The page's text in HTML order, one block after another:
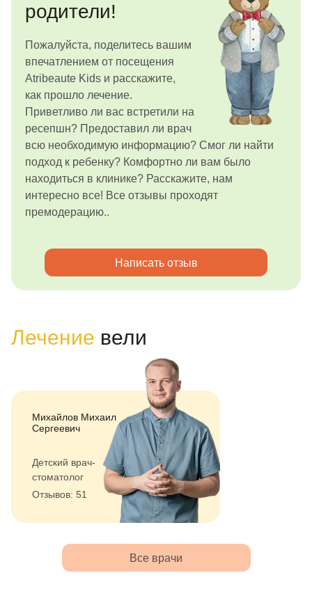
родители!
Пожалуйста, поделитесь вашим
впечатлением от посещения
Atribeaute Kids и расскажите,
как прошло лечение.
Приветливо ли вас встретили на
ресепшн? Предоставил ли врач
всю необходимую информацию? Смог ли найти
подход к ребенку? Комфортно ли вам было
находиться в клинике? Расскажите, нам
интересно все! Все отзывы проходят
премодерацию..
Написать отзыв
Лечение вели
Михайлов Михаил
Сергеевич
Детский врач-
стоматолог
Отзывов: 51
Все врачи